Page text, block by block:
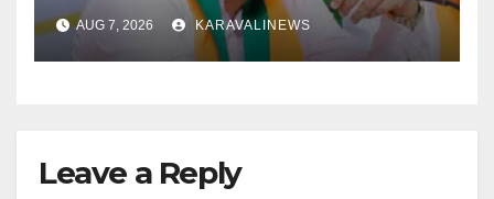
ಮಂಜೂರು: ಶಾಸಕ ಸುನಿಲ್ ಕುಮಾರ್
ಮಾಹಿತಿ
AUG 7, 2026 KARAVALINEWS
Leave a Reply